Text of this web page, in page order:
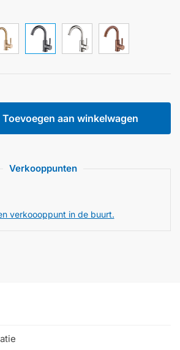
Toevoegen aan winkelwagen
Verkooppunten
verkoooppunt in de buurt.